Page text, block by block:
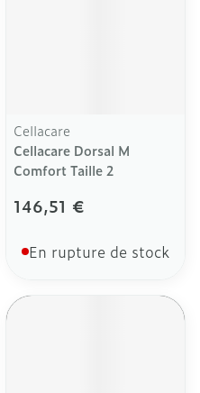
Cellacare
Cellacare Dorsal M
Comfort Taille 2
146,51 €
En rupture de stock